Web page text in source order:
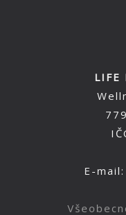
LIFE
E-mail: